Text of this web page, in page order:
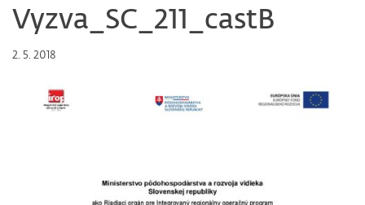
Vyzva_SC_211_castB
2. 5. 2018